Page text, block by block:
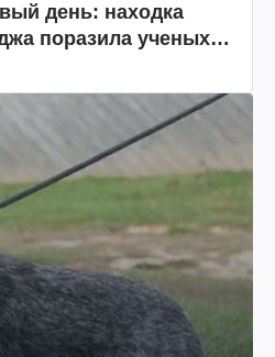
день: находка
поразила ученых